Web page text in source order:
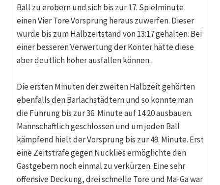
Ball zu erobern und sich bis zur 17. Spielminute
einen Vier Tore Vorsprung heraus zuwerfen. Dieser
wurde bis zum Halbzeitstand von 13:17 gehalten. Bei
einer besseren Verwertung der Konter hätte diese
aber deutlich höher ausfallen können.
Die ersten Minuten der zweiten Halbzeit gehörten
ebenfalls den Barlachstädtern und so konnte man
die Führung bis zur 36. Minute auf 14:20 ausbauen.
Mannschaftlich geschlossen und um jeden Ball
kämpfend hielt der Vorsprung bis zur 49. Minute. Erst
eine Zeitstrafe gegen Nucklies ermöglichte den
Gastgebern noch einmal zu verkürzen. Eine sehr
offensive Deckung, drei schnelle Tore und Ma-Ga war